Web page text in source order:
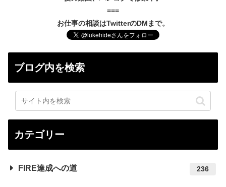
===
お仕事の相談はTwitterのDMまで。
ブログ内を検索
カテゴリー
FIRE達成への道 236